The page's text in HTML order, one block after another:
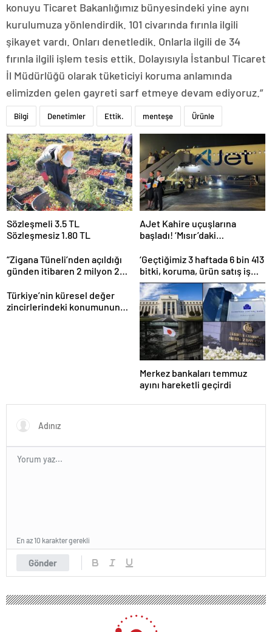
konuyu Ticaret Bakanlığımız bünyesindeki yine aynı
kurulumuza yönlendirdik. 101 civarında fırınla ilgili
şikayet vardı. Onları denetledik. Onlarla ilgili de 34
fırınla ilgili işlem tesis ettik. Dolayısıyla İstanbul Ticaret
İl Müdürlüğü olarak tüketiciyi koruma anlamında
elimizden gelen gayreti sarf etmeye devam ediyoruz.”
Bilgi Denetimler Ettik. menteşe Ürünle
Sözleşmeli 3.5 TL
Sözleşmesiz 1.80 TL
AJet Kahire uçuşlarına
başladı! ‘Mısır’daki
getireceğiz’
“Zigana Tüneli’nden açıldığı
günden itibaren 2 milyon 200
‘Geçtiğimiz 3 haftada 6 bin 413
bitki, koruma, ürün satış iş
yeri denetlendi’
Türkiye’nin küresel değer
zincirlerindeki konumunun
Merkez bankaları temmuz
ayını hareketli geçirdi
Gönder
En az 10 karakter gerekli